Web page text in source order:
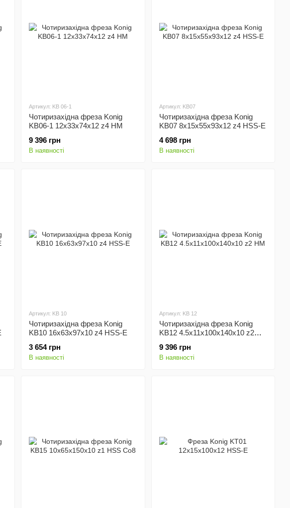
Артикул: KB 06-1
Чотиризахідна фреза Konig
KB06-1 12x33x74x12 z4 HM
9 396 грн
В наявності
Артикул: KB07
Чотиризахідна фреза Konig
KB07 8х15x55x93x12 z4 HSS-E
4 698 грн
В наявності
Артикул: KB 10
Чотиризахідна фреза Konig
KB10 16x63x97x10 z4 HSS-E
3 654 грн
В наявності
Артикул: KB 12
Чотиризахідна фреза Konig
KB12 4.5x11х100x140x10 z2
9 396 грн
В наявності